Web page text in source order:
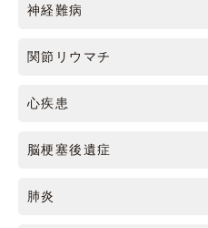
神経難病
関節リウマチ
心疾患
脳梗塞後遺症
肺炎